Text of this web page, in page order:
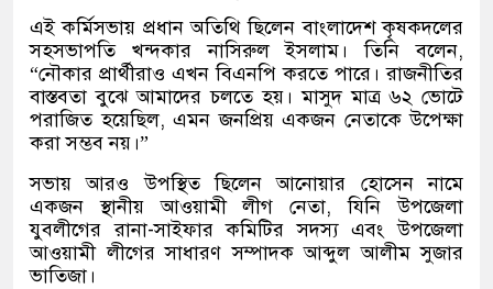
এই কর্মিসভায় প্রধান অতিথি ছিলেন বাংলাদেশ কৃষকদলের
সহসভাপতি খন্দকার নাসিরুল ইসলাম। তিনি বলেন,
“নৌকার প্রার্থীরাও এখন বিএনপি করতে পারে। রাজনীতির
বাস্তবতা বুঝে আমাদের চলতে হয়। মাসুদ মাত্র ৬২ ভোটে
পরাজিত হয়েছিল, এমন জনপ্রিয় একজন নেতাকে উপেক্ষা
করা সম্ভব নয়।”
সভায় আরও উপস্থিত ছিলেন আনোয়ার হোসেন নামে
একজন স্থানীয় আওয়ামী লীগ নেতা, যিনি উপজেলা
যুবলীগের রানা-সাইফার কমিটির সদস্য এবং উপজেলা
আওয়ামী লীগের সাধারণ সম্পাদক আব্দুল আলীম সুজার
ভাতিজা।